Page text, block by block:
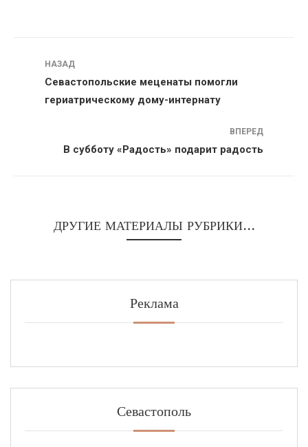
Навигация
НАЗАД
Севастопольские меценаты помогли
гериатрическому дому-интернату
ВПЕРЕД
В субботу «Радость» подарит радость
ДРУГИЕ МАТЕРИАЛЫ РУБРИКИ...
Реклама
Севастополь